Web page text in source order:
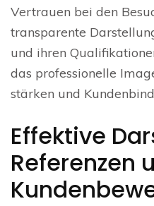
Vertrauen bei den
transparente
und ihren
das professionelle
stärken und
Effektive
Referenzen